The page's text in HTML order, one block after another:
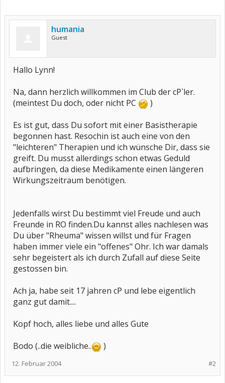
humania
Guest
Hallo Lynn!
Na, dann herzlich willkommen im Club der cP`ler.
(meintest Du doch, oder nicht PC
)
Es ist gut, dass Du sofort mit einer Basistherapie
begonnen hast. Resochin ist auch eine von den
"leichteren" Therapien und ich wünsche Dir, dass sie
greift. Du musst allerdings schon etwas Geduld
aufbringen, da diese Medikamente einen längeren
Wirkungszeitraum benötigen.
Jedenfalls wirst Du bestimmt viel Freude und auch
Freunde in RO finden.Du kannst alles nachlesen was
Du über "Rheuma" wissen willst und für Fragen
haben immer viele ein "offenes" Ohr. Ich war damals
sehr begeistert als ich durch Zufall auf diese Seite
gestossen bin.
Ach ja, habe seit 17 jahren cP und lebe eigentlich
ganz gut damit....
Kopf hoch, alles liebe und alles Gute
Bodo (..die weibliche..
)
#2
12. Februar 2004